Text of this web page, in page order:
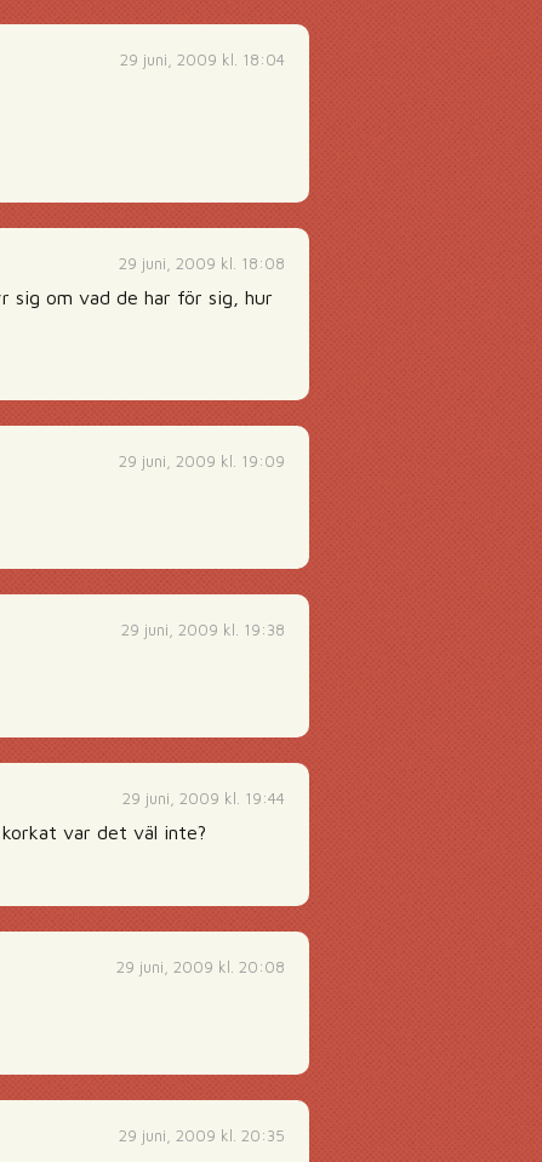
29 juni, 2009 kl. 18:04
29 juni, 2009 kl. 18:08
sig om vad de har för sig, hur
29 juni, 2009 kl. 19:09
29 juni, 2009 kl. 19:38
29 juni, 2009 kl. 19:44
var det väl inte?
29 juni, 2009 kl. 20:08
29 juni, 2009 kl. 20:35